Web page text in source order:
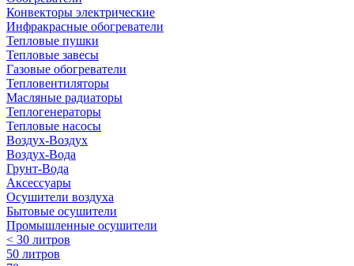
Конвекторы электрические
Инфракрасные обогреватели
Тепловые пушки
Тепловые завесы
Газовые обогреватели
Тепловентиляторы
Масляные радиаторы
Теплогенераторы
Тепловые насосы
Воздух-Воздух
Воздух-Вода
Грунт-Вода
Аксессуары
Осушители воздуха
Бытовые осушители
Промышленные осушители
< 30 литров
50 литров